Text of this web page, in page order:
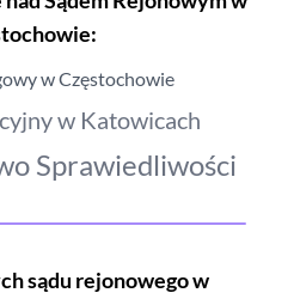
:
w Częstochowie
w Katowicach
Sprawiedliwości
sądu rejonowegow